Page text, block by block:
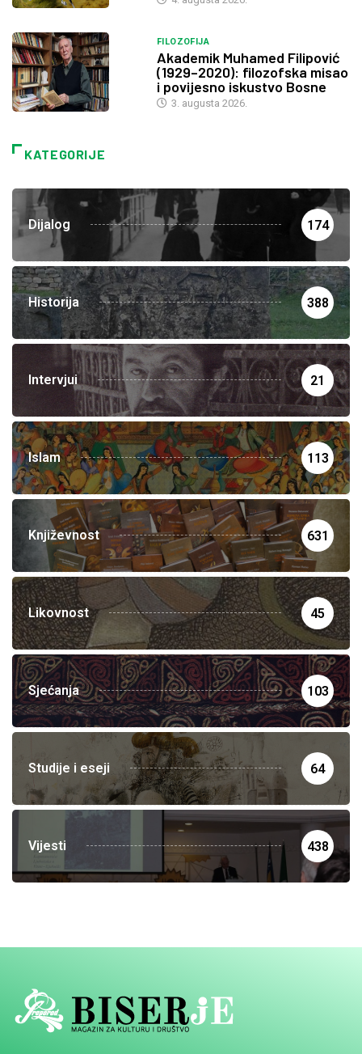
FILOZOFIJA
Akademik Muhamed Filipović
(1929–2020): filozofska misao
i povijesno iskustvo Bosne
3. augusta 2026.
KATEGORIJE
Dijalog 174
Historija 388
Intervjui 21
Islam 113
Književnost 631
Likovnost 45
Sjećanja 103
Studije i eseji 64
Vijesti 438